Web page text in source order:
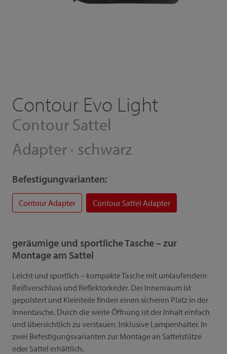
Contour Evo Light
Contour Sattel
Adapter · schwarz
Befestigungvarianten:
Contour Adapter Contour Sattel Adapter
geräumige und sportliche Tasche – zur
Montage am Sattel
Leicht und sportlich – kompakte Tasche mit umlaufendem
Reißverschluss und Reflektorkeder. Der Innenraum ist
gepolstert und Kleinteile finden einen sicheren Platz in der
Innentasche. Durch die weite Öffnung ist der Inhalt einfach
und übersichtlich zu verstauen. Inklusive Lampenhalter. In
zwei Befestigungsvarianten zur Montage an Sattelstütze
oder Sattel erhältlich.